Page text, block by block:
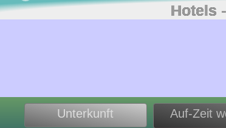
Hotels
Unterkunft Auf-Zeit